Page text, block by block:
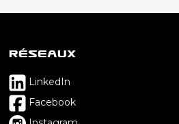
Réseaux
LinkedIn
Facebook